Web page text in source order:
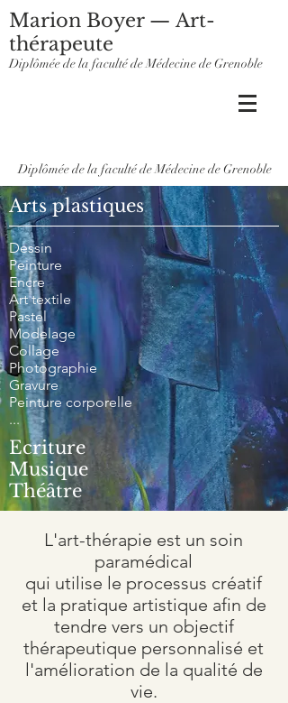
Marion Boyer — Art-
thérapeute
Diplômée de la faculté de Médecine de Grenoble
Diplômée de la faculté de Médecine de Grenoble
Arts plastiques
Dessin
Peinture
Encre
Art textile
Pastel
Modelage
Collage
Photographie
Gravure
Peinture corporelle
...
Ecriture
Musique
Théâtre
L'art-thérapie est un soin
paramédical
qui utilise le processus créatif
et la pratique artistique afin de
tendre vers un objectif
thérapeutique personnalisé et
l'amélioration de la qualité de
vie.